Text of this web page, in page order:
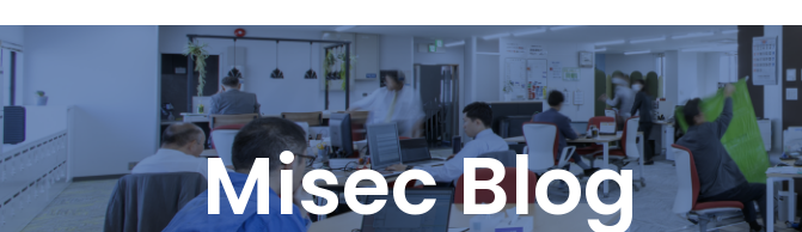
Misec Blog